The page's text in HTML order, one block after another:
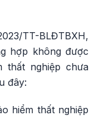
TT-BLĐTBXH,
hợp không được
thất nghiệp chưa
đây:
hiểm thất nghiệp